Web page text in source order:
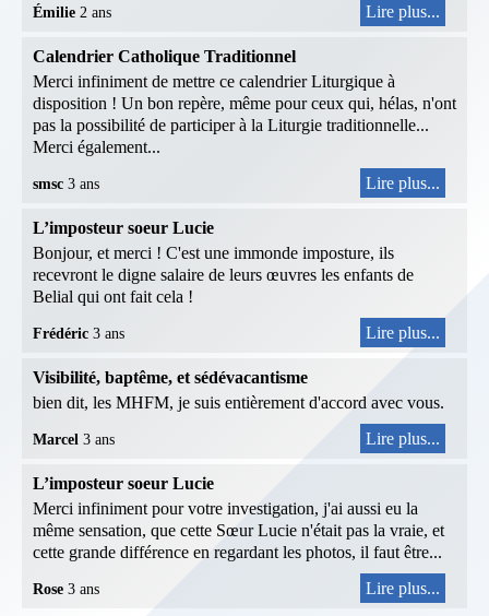
Émilie 2 ans Lire plus...
Calendrier Catholique Traditionnel
Merci infiniment de mettre ce calendrier Liturgique à
disposition ! Un bon repère, même pour ceux qui, hélas, n'ont
pas la possibilité de participer à la Liturgie traditionnelle...
Merci également...
smsc 3 ans Lire plus...
L’imposteur soeur Lucie
Bonjour, et merci ! C'est une immonde imposture, ils
recevront le digne salaire de leurs œuvres les enfants de
Belial qui ont fait cela !
Frédéric 3 ans Lire plus...
Visibilité, baptême, et sédévacantisme
bien dit, les MHFM, je suis entièrement d'accord avec vous.
Marcel 3 ans Lire plus...
L’imposteur soeur Lucie
Merci infiniment pour votre investigation, j'ai aussi eu la
même sensation, que cette Sœur Lucie n'était pas la vraie, et
cette grande différence en regardant les photos, il faut être...
Rose 3 ans Lire plus...